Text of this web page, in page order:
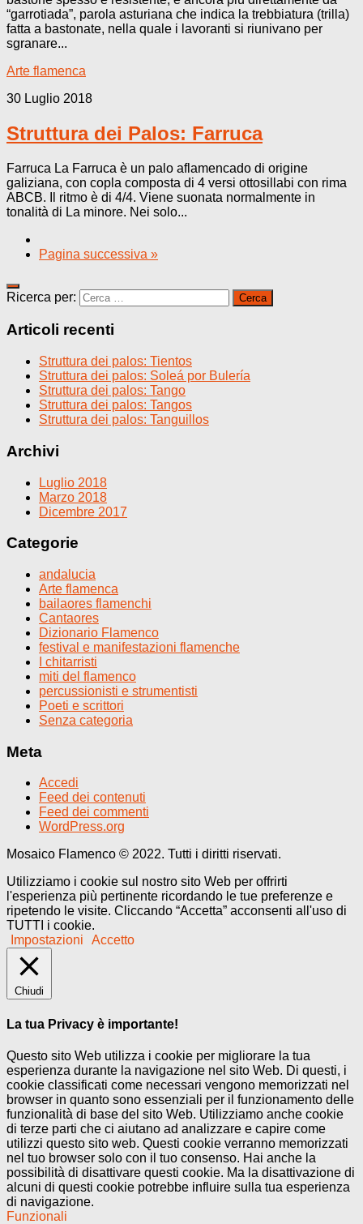
“garrotiada”, parola asturiana che indica la trebbiatura (trilla)
fatta a bastonate, nella quale i lavoranti si riunivano per
sgranare...
Arte flamenca
30 Luglio 2018
Struttura dei Palos: Farruca
Farruca La Farruca è un palo aflamencado di origine
galiziana, con copla composta di 4 versi ottosillabi con rima
ABCB. Il ritmo è di 4/4. Viene suonata normalmente in
tonalità di La minore. Nei solo...
Pagina successiva »
Ricerca per:
Articoli recenti
Struttura dei palos: Tientos
Struttura dei palos: Soleá por Bulería
Struttura dei palos: Tango
Struttura dei palos: Tangos
Struttura dei palos: Tanguillos
Archivi
Luglio 2018
Marzo 2018
Dicembre 2017
Categorie
andalucia
Arte flamenca
bailaores flamenchi
Cantaores
Dizionario Flamenco
festival e manifestazioni flamenche
I chitarristi
miti del flamenco
percussionisti e strumentisti
Poeti e scrittori
Senza categoria
Meta
Accedi
Feed dei contenuti
Feed dei commenti
WordPress.org
Mosaico Flamenco © 2022. Tutti i diritti riservati.
Utilizziamo i cookie sul nostro sito Web per offrirti
l'esperienza più pertinente ricordando le tue preferenze e
ripetendo le visite. Cliccando “Accetta” acconsenti all'uso di
TUTTI i cookie.
Impostazioni
Accetto
Chiudi
La tua Privacy è importante!
Questo sito Web utilizza i cookie per migliorare la tua
esperienza durante la navigazione nel sito Web. Di questi, i
cookie classificati come necessari vengono memorizzati nel
browser in quanto sono essenziali per il funzionamento delle
funzionalità di base del sito Web. Utilizziamo anche cookie
di terze parti che ci aiutano ad analizzare e capire come
utilizzi questo sito web. Questi cookie verranno memorizzati
nel tuo browser solo con il tuo consenso. Hai anche la
possibilità di disattivare questi cookie. Ma la disattivazione di
alcuni di questi cookie potrebbe influire sulla tua esperienza
di navigazione.
Funzionali